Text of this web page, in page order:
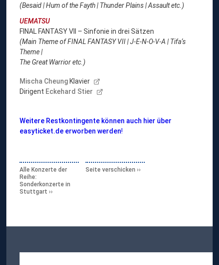
(Besaid | Hum of the Fayth | Thunder Plains | Assault etc.)
UEMATSU
FINAL FANTASY VII – Sinfonie in drei Sätzen
(Main Theme of FINAL FANTASY VII | J-E-N-O-V-A | Tifa‘s
Theme |
The Great Warrior etc.)
Mischa CheungKlavier
Dirigent Eckehard Stier
Weitere Restkontingente können auch hier über
easyticket.de erworben werden!
Alle Konzerte der
Reihe:
Sonderkonzerte in
Stuttgart
Seite verschicken